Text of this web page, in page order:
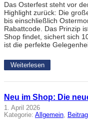
Das Osterfest steht vor
Highlight zurück: Die
bis einschließlich
Rabattcode. Das Prinzip
Shop findet, sichert sich
ist die perfekte
Weiterlesen
Neu im Shop: Die
1. April 2026
Kategorie: Allgemein, Beitrag